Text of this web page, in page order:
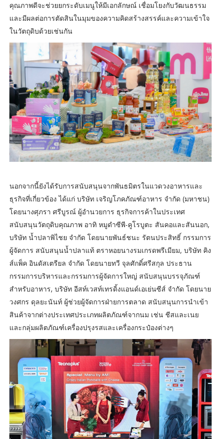
คุณภาพดีจะช่วยยกระดับเมนูให้มีเอกลักษณ์ เชื่อมโยงกับวัฒนธรรม
และมีผลต่อการตัดสินในมุมของความคิดสร้างสรรค์และความเข้าใจ
ในวัตถุดิบด้วยเช่นกัน
นอกจากนี้ยังได้รับการสนับสนุนจากพันธมิตรในแวดวงอาหารและ
ธุรกิจที่เกี่ยวข้อง ได้แก่ บริษัท เจริญโภคภัณฑ์อาหาร จำกัด (มหาชน)
โดยนางศุภรา ศรีบูรณ์ ผู้อำนวยการ ธุรกิจการค้าในประเทศ
สนับสนุนวัตถุดิบคุณภาพ อาทิ หมูดำซีพี-คูโรบูตะ สันคอและสันนอก,
บริษัท น้ำปลาพิไชย จำกัด โดยนายพันธ์ชนะ รัตนประสิทธิ์ กรรมการ
ผู้จัดการ สนับสนุนน้ำปลาแท้ ตราหอยนางรมเกรดพรีเมียม, บริษัท คิง
ส์แพ็ค อินดัสเตรียล จำกัด โดยนายทวี จุลศักดิ์ศรีสกุล ประธาน
กรรมการบริหารและกรรมการผู้จัดการใหญ่ สนับสนุนบรรจุภัณฑ์
สำหรับอาหาร, บริษัท อีสท์เวสท์เทรดิ้งแอนด์เอเย่นซีส์ จำกัด โดยนาย
วงศกร ดุลยะนันท์ ผู้ช่วยผู้จัดการฝ่ายการตลาด สนับสนุนการนำเข้า
สินค้าจากต่างประเทศประเภทผลิตภัณฑ์จากนม เช่น ชีสและเนย
และกลุ่มผลิตภัณฑ์เครื่องปรุงรสและเครื่องกระป๋องต่างๆ